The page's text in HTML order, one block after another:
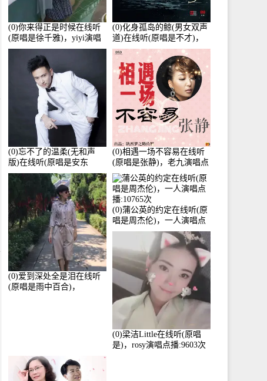
(0)你来得正是时候在线听
(原唱是徐千雅)，yiyi演唱
点播:21991次
(0)化身孤岛的鲸(男女双声
道)在线听(原唱是不才)，
HGBai演唱点播:19428次
(0)忘不了的温柔(无和声
版)在线听(原唱是安东
阳)，老九演唱点播:17392
次
(0)相遇一场不容易在线听
(原唱是张静)，老九演唱点
播:11453次
(0)爱到深处全是泪在线听
(原唱是雨中百合)，
(0)蒲公英的约定在线听(原
唱是周杰伦)，一人演唱点
播:10765次
(0)梁洁Little在线听(原唱
是)，rosy演唱点播:9603次